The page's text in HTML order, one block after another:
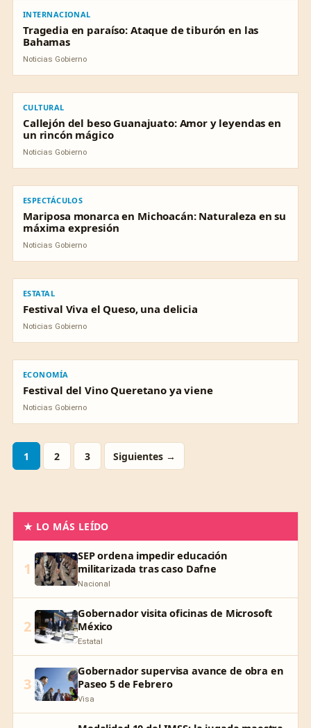
INTERNACIONAL
Tragedia en paraíso: Ataque de tiburón en las
Bahamas
Noticias Gobierno
CULTURAL
Callejón del beso Guanajuato: Amor y leyendas en
un rincón mágico
Noticias Gobierno
ESPECTÁCULOS
Mariposa monarca en Michoacán: Naturaleza en su
máxima expresión
Noticias Gobierno
ESTATAL
Festival Viva el Queso, una delicia
Noticias Gobierno
ECONOMÍA
Festival del Vino Queretano ya viene
Noticias Gobierno
1 2 3 Siguientes →
★ LO MÁS LEÍDO
1
SEP ordena impedir educación
militarizada tras caso Dafne
Nacional
2
Gobernador visita oficinas de Microsoft
México
Estatal
3
Gobernador supervisa avance de obra en
Paseo 5 de Febrero
Visa